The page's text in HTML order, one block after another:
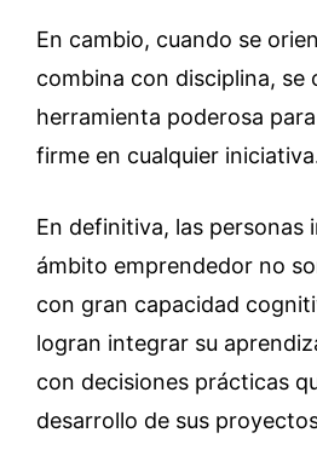
En cambio, cuando se
combina con disciplina, se
herramienta poderosa
firme en cualquier
En definitiva, las personas
ámbito emprendedor no
con gran capacidad
logran integrar su
con decisiones prácticas
desarrollo de sus